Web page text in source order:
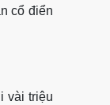
cổ điển
vài triệu